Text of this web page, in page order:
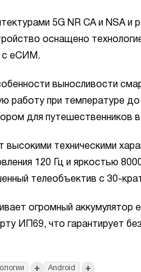
5G NR СА и NSA и
оснащено
с еСИМ.
выносливости
работу при температуре
для путешественников в
высокими техническими
120 Гц и яркостью
телеобъектив с 30-
огромный аккумулятор
ИП69, что гарантирует
+ Android +